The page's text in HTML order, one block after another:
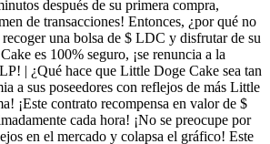
después de su primera compra,
de transacciones! Entonces, ¿por qué no
una bolsa de $ LDC y disfrutar de su
es 100% seguro, ¡se renuncia a la
| ¿Qué hace que Little Doge Cake sea tan
a sus poseedores con reflejos de más Little
¡Este contrato recompensa en valor de $
cada hora! ¡No se preocupe por
en el mercado y colapsa el gráfico! Este